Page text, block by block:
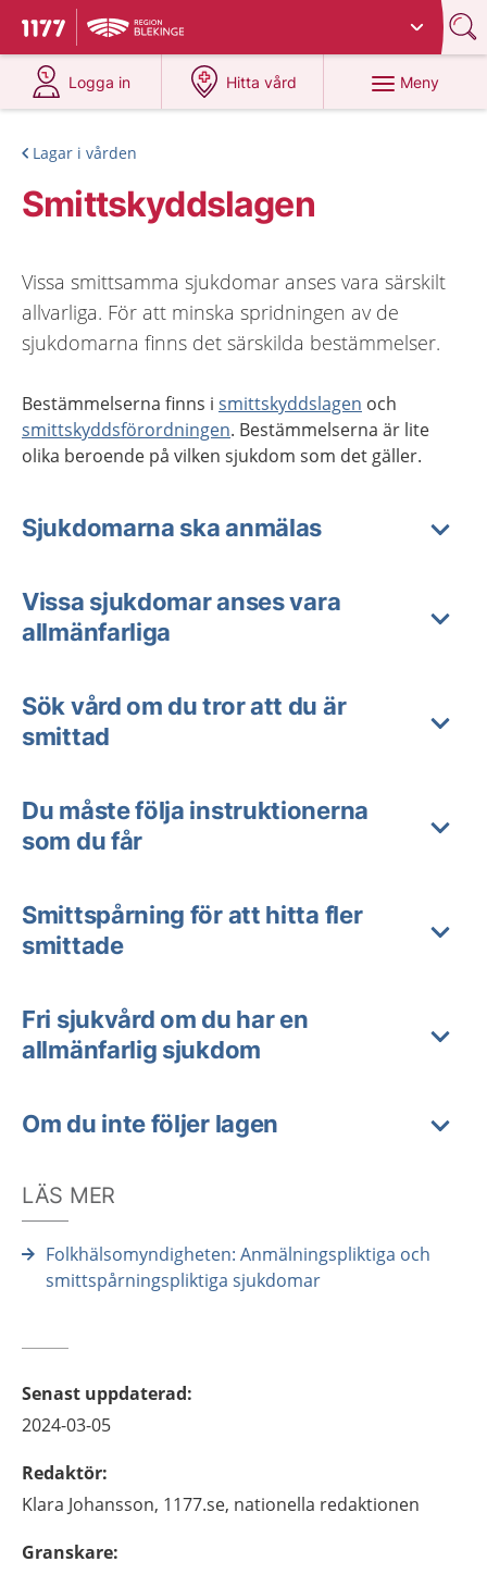
Till startsidan för 1177
Du har valt region
Logga in
på 1177.se
Hitta vård
på 1177.se
Meny
Lagar i vården
Smittskyddslagen
Vissa smittsamma sjukdomar anses vara särskilt
allvarliga. För att minska spridningen av de
sjukdomarna finns det särskilda bestämmelser.
Bestämmelserna finns i smittskyddslagen och
smittskyddsförordningen. Bestämmelserna är lite
olika beroende på vilken sjukdom som det gäller.
Sjukdomarna ska anmälas
Vissa sjukdomar anses vara
allmänfarliga
Sök vård om du tror att du är
smittad
Du måste följa instruktionerna
som du får
Smittspårning för att hitta fler
smittade
Fri sjukvård om du har en
allmänfarlig sjukdom
Om du inte följer lagen
LÄS MER
Folkhälsomyndigheten: Anmälningspliktiga och
smittspårningspliktiga sjukdomar
Senast uppdaterad:
2024-03-05
Redaktör:
Klara Johansson, 1177.se, nationella redaktionen
Granskare: